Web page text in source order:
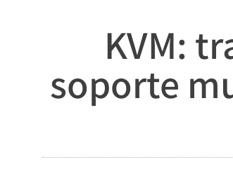
KVM:
soporte